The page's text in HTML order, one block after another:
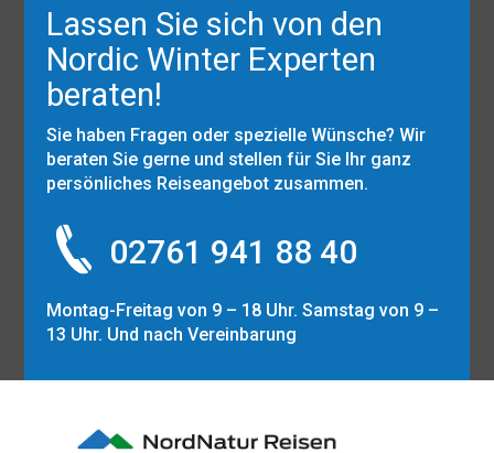
Lassen Sie sich von den
Nordic Winter Experten
beraten!
Sie haben Fragen oder spezielle Wünsche? Wir
beraten Sie gerne und stellen für Sie Ihr ganz
persönliches Reiseangebot zusammen.
02761 941 88 40
Montag-Freitag von 9 – 18 Uhr. Samstag von 9 –
13 Uhr. Und nach Vereinbarung